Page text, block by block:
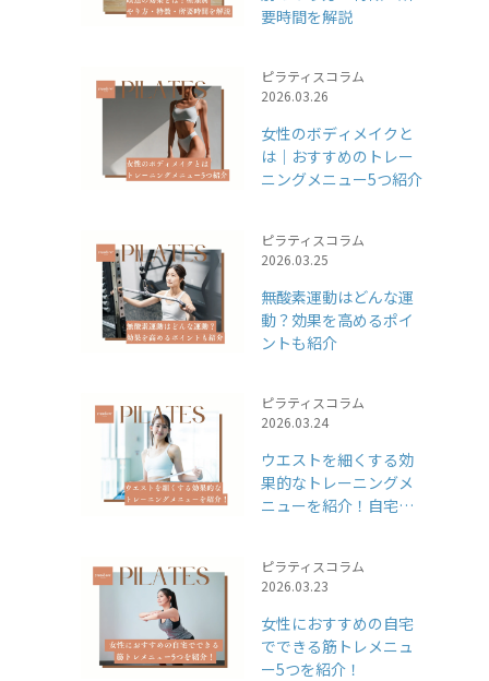
要時間を解説
ピラティスコラム
2026.03.26
女性のボディメイクと
は｜おすすめのトレー
ニングメニュー5つ紹介
ピラティスコラム
2026.03.25
無酸素運動はどんな運
動？効果を高めるポイ
ントも紹介
ピラティスコラム
2026.03.24
ウエストを細くする効
果的なトレーニングメ
ニューを紹介！自宅で
ピラティスコラム
2026.03.23
女性におすすめの自宅
でできる筋トレメニュ
ー5つを紹介！